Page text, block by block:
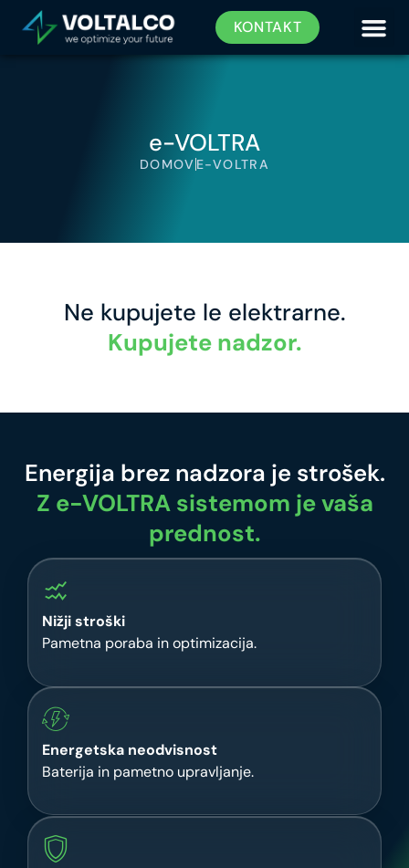
KONTAKT
e-VOLTRA
DOMOV E-VOLTRA
Ne kupujete le elektrarne.
Kupujete nadzor.
Energija brez nadzora je strošek.
Z e-VOLTRA sistemom je vaša
prednost.
Nižji stroški
Pametna poraba in optimizacija.
Energetska neodvisnost
Baterija in pametno upravljanje.